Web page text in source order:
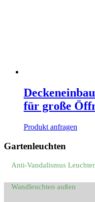
für große
Produkt anfragen
Gartenleuchten
Anti-Vandalismus
Wandleuchten außen